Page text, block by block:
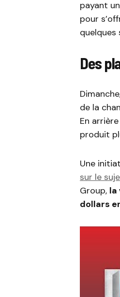
payant
pour
quelques
Des
de la
En
produit
Une
sur le
Group, la
dollars